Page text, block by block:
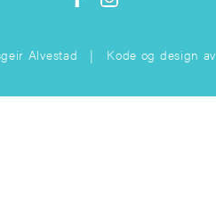
Alvestad | Kode og design av